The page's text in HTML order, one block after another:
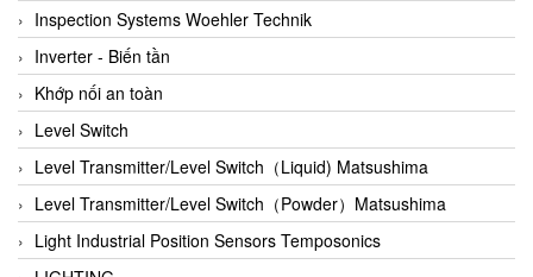
ATI - IA
ATI (Analytical Technology Inc)
Atos
Atrax
Auma
Autec
Auto Flow
Inspection Systems Woehler Technik
Inverter - Biến tần
Khớp nối an toàn
Level Switch
Level Transmitter/Level Switch（Liquid) Matsushima
Level Transmitter/Level Switch（Powder）Matsushima
Light Industrial Position Sensors Temposonics